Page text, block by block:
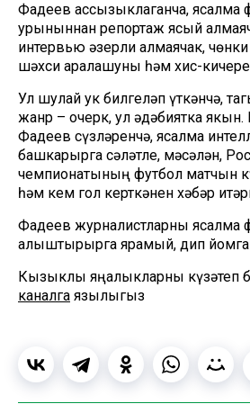
Фадеев ассызыклаганча, ясалма
урыныннан репортаж ясый
интервью әзерли алмаячак,
шәхси аралашуны һәм хис-
Ул шулай ук билгеләп үткәнчә,
жанр – очерк, ул әдәбиятка
Фадеев сүзләренчә, ясалма
башкарырга сәләтле, мәсәлән,
чемпионатының футбол матчын
һәм кем гол керткәнен хәбәр
Фадеев журналистларны ясалма
алыштырырга ярамый, дип
Кызыклы яңалыкларны күзәтеп
каналга язылыгыз